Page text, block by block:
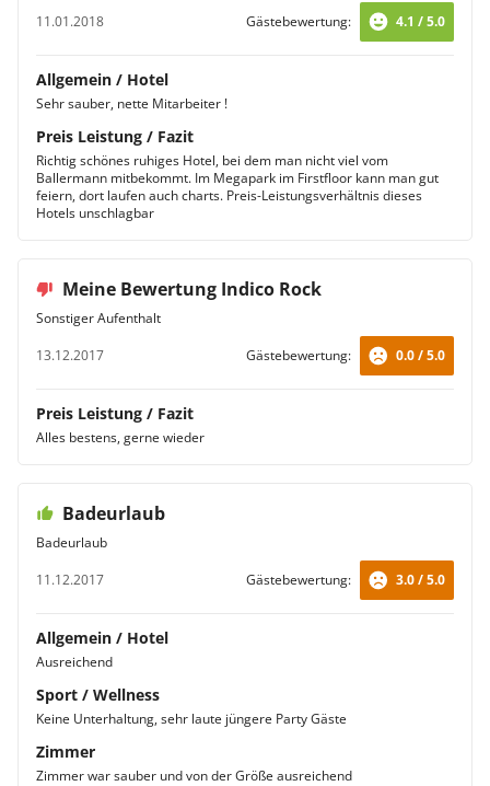
11.01.2018 Gästebewertung: 4.1 / 5.0
Allgemein / Hotel
Sehr sauber, nette Mitarbeiter !
Preis Leistung / Fazit
Richtig schönes ruhiges Hotel, bei dem man nicht viel vom
Ballermann mitbekommt. Im Megapark im Firstfloor kann man gut
feiern, dort laufen auch charts. Preis-Leistungsverhältnis dieses
Hotels unschlagbar
Meine Bewertung Indico Rock
Sonstiger Aufenthalt
13.12.2017
Gästebewertung: 0.0 / 5.0
Preis Leistung / Fazit
Alles bestens, gerne wieder
Badeurlaub
Badeurlaub
11.12.2017
Gästebewertung: 3.0 / 5.0
Allgemein / Hotel
Ausreichend
Sport / Wellness
Keine Unterhaltung, sehr laute jüngere Party Gäste
Zimmer
Zimmer war sauber und von der Größe ausreichend